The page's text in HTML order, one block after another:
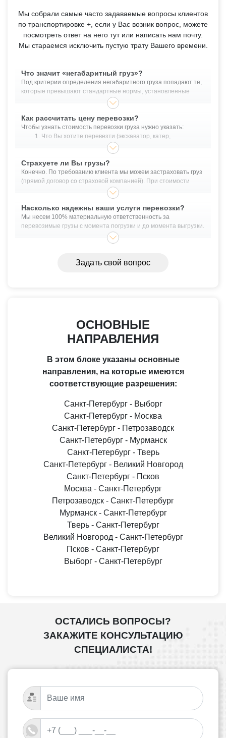
Мы собрали самые часто задаваемые вопросы клиентов
по транспортировке +, если у Вас возник вопрос, можете
посмотреть ответ на него тут или написать нам почту.
Мы стараемся исключить пустую трату Вашего времени.
Что значит «негабаритный груз»?
Под критерии определения негабаритного груза попадают те,
которые превышают стандартные нормы, установленные
законодательными актами, регулирующими грузоперевозки.
Негабаритным грузом можно считать объекты, высота которых
превышает 4 метра (от земли), длина 20 м., ширина более 2.55
м. и масса более 40 тонн.
Как рассчитать цену перевозки?
Чтобы узнать стоимость перевозки груза нужно указать:
Что Вы хотите перевезти (экскаватор, катер,
оборудование и прочее);
Габариты перевозимого груза - длина/ширина/высота;
Масса в кг. или тоннах;
Обязательно указать точные адреса загрузки и
выгрузки для крупноразмерных грузов;
Планируемую дату грузоперевозки.
Легко рассчитать стоимость Вы можете, воспользовавшись
формой выше.
Страхуете ли Вы грузы?
Конечно. По требованию клиента мы можем застраховать груз
(прямой договор со страховой компанией). При стоимости
груза, превышающей 10 млн. рублей - страховка является
обязательным пунктом договора перевозки.
Насколько надежны ваши услуги перевозки?
Мы несем 100% материальную ответственность за
перевозимые грузы с момента погрузки и до момента выгрузки.
Помимо этого, существует услуга экспедирования. Это
необходимо, если в ходе транспортировки будет
случае, материальную ответственность за сохранность груза
Задать свой вопрос
ОСНОВНЫЕ
НАПРАВЛЕНИЯ
В этом блоке указаны основные
направления, на которые имеются
соответствующие разрешения:
Санкт-Петербург - Выборг
Санкт-Петербург - Москва
Санкт-Петербург - Петрозаводск
Санкт-Петербург - Мурманск
Санкт-Петербург - Тверь
Санкт-Петербург - Великий Новгород
Санкт-Петербург - Псков
Москва - Санкт-Петербург
Петрозаводск - Санкт-Петербург
Мурманск - Санкт-Петербург
Тверь - Санкт-Петербург
Великий Новгород - Санкт-Петербург
Псков - Санкт-Петербург
Выборг - Санкт-Петербург
ОСТАЛИСЬ ВОПРОСЫ?
ЗАКАЖИТЕ КОНСУЛЬТАЦИЮ
СПЕЦИАЛИСТА!